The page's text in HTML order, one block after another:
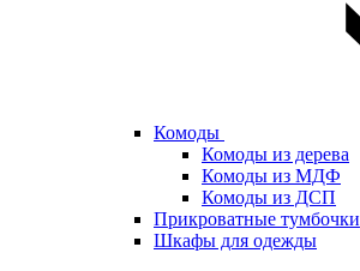
Комоды
Комоды из дерева
Комоды из МДФ
Комоды из ДСП
Прикроватные тумбочки
Шкафы для одежды